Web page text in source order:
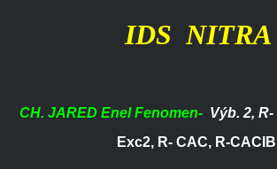
IDS NITRA
CH. JARED Enel Fenomen- Výb. 2,
Exc2, R- CAC, R-CACIB